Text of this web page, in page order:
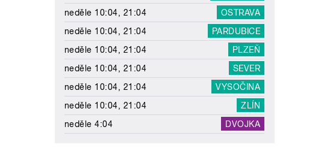
neděle 10:04, 21:04
OSTRAVA
neděle 10:04, 21:04
PARDUBICE
neděle 10:04, 21:04
PLZEŇ
neděle 10:04, 21:04
SEVER
neděle 10:04, 21:04
VYSOČINA
neděle 10:04, 21:04
ZLÍN
neděle 4:04
DVOJKA